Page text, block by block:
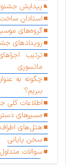
پیدایش
استادان
گروه‌های
رویدادهای
ترتیب
ماتسوری
چگونه به
ببریم؟
اطلاعات کلی
مسیرهای
هتل‌های
سخن پایانی
سوالات متداول